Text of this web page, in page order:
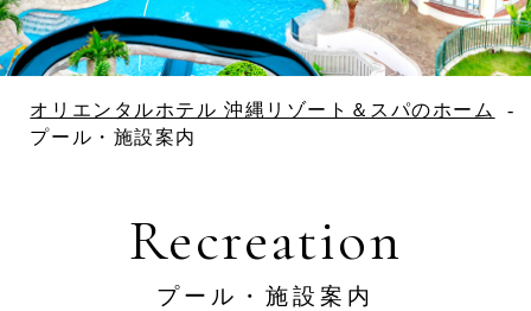
宿泊予約
航空券＋宿
泊予約
レンタカー
＋宿泊予約
Number of guests per room
オリエンタルホテル 沖縄リゾート＆スパのホーム
プール・施設案内
Recreation
プール・施設案内